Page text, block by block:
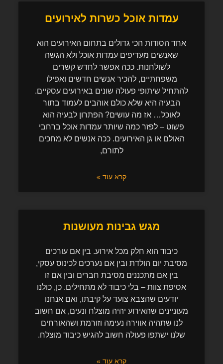
עמדות אוכל כשרות לאירועים
אחד הסודות הכי גדולים בתחום האירועים הוא
שאנשים מעדיפים עמדות אוכל ולא הגשה
לשולחנות. ככה אפשר לחדש קשרים
משפחתיים, להכיר אנשים חדשים ואפילו
להתחיל שיתופי פעולה שונים באירועים עסקיים.
הבעיה היא שלא כולם אוהבים לעמוד בתור
לאוכל… אז מה עושים? הפתרון לבעיה הוא
פשוט – לפזר כמה שיותר עמדות אוכל ברחבי
האולם או גן האירועים. ככה אנשים לא מחכים
לתורם,
קרא עוד »
מגש גבינות מעושנות
כיבוד הוא חלק מכל אירוע. בין אם עורכים
מסיבת יום הולדת ובין אם נערכים לכינוס עסקי,
בין אם מתכננים מסיבת חברים ובין אם זו
אסיפת צוות – בלי כיבוד לא מתחילים. כן, כולנו
יודעים שהצבא צועד על קיבתו, ואם אנחנו
מעוניינים שהאירוע יהיה מוצלח ונעים, אם חשוב
לנו שתהיה אווירה נעימה וזורמת ושהאורחים
שלנו ישתפו פעולה חשוב להגיש כיבוד מוצלח.
קרא עוד »